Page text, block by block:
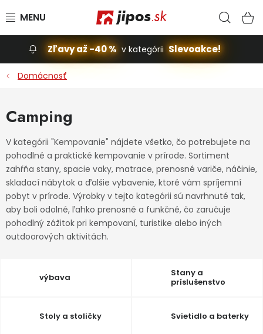
Slevoakce
Záhrada
Príslušenstvo pre automobily
Vybavenie a hračky pre deti
Ochranné pracovné pomôcky
Vianoce
Zľavy až -40 % v kategórii Slevoakce!
Domácnosť
Camping
V kategórii "Kempovanie" nájdete všetko, čo potrebujete na
pohodlné a praktické kempovanie v prírode. Sortiment
zahŕňa stany, spacie vaky, matrace, prenosné variče, náčinie,
skladací nábytok a ďalšie vybavenie, ktoré vám spríjemní
pobyt v prírode. Výrobky v tejto kategórii sú navrhnuté tak,
aby boli odolné, ľahko prenosné a funkčné, čo zaručuje
pohodlný zážitok pri kempovaní, turistike alebo iných
outdoorových aktivitách.
výbava
Stany a
príslušenstvo
Stoly a stoličky Svietidlo a baterky